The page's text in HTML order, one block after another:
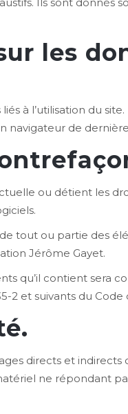
les
l’utilisation du site.
navigateur de
ou détient les
tout ou partie des
Jérôme Gayet.
qu’il contient sera
2 et suivants du
directs et indirects
ne répondant